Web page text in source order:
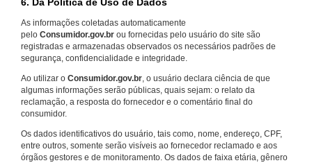
As informações coletadas automaticamente
pelo Consumidor.gov.br ou fornecidas pelo usuário do site são
registradas e armazenadas observados os necessários padrões de
segurança, confidencialidade e integridade.
Ao utilizar o Consumidor.gov.br , o usuário declara ciência de que
algumas informações serão públicas, quais sejam: o relato da
reclamação, a resposta do fornecedor e o comentário final do
consumidor.
Os dados identificativos do usuário, tais como, nome, endereço, CPF,
entre outros, somente serão visíveis ao fornecedor reclamado e aos
órgãos gestores e de monitoramento. Os dados de faixa etária, gênero